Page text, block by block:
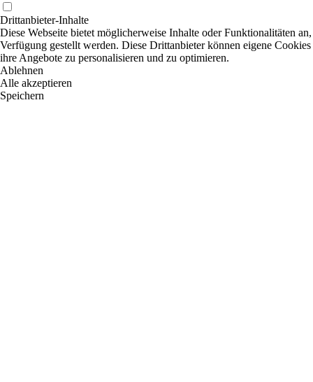
Drittanbieter-Inhalte
Diese Webseite bietet möglicherweise Inhalte oder Funktionalitäten
Verfügung gestellt werden. Diese Drittanbieter können eigene
ihre Angebote zu personalisieren und zu optimieren.
Ablehnen
Alle akzeptieren
Speichern